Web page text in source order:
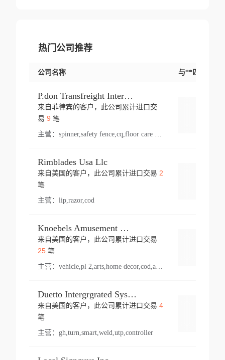
热门公司推荐
公司名称 与**匹配交易
P.don Transfreight International
来自菲律宾的客户，此公司累计进口交
易 9 笔
主营：
Rimblades Usa Llc
来自美国的客户，此公司累计进口交易 2
笔
主营： lip,razor,cod
Knoebels Amusement Resort
来自美国的客户，此公司累计进口交易
25笔
主营： vehicle,pl 2,arts,home decor,cod,amusement ride,sea
Duetto Intergrgrated Systems Inc.
来自美国的客户，此公司累计进口交易 4
笔
主营： gh,turn,smart,weld,utp,controller